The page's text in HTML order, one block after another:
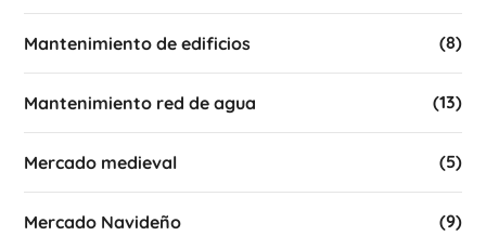
Mantenimiento de edificios (8)
Mantenimiento red de agua (13)
Mercado medieval (5)
Mercado Navideño (9)